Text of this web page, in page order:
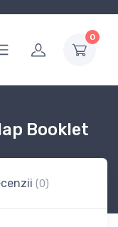
0
Booklet
(0)